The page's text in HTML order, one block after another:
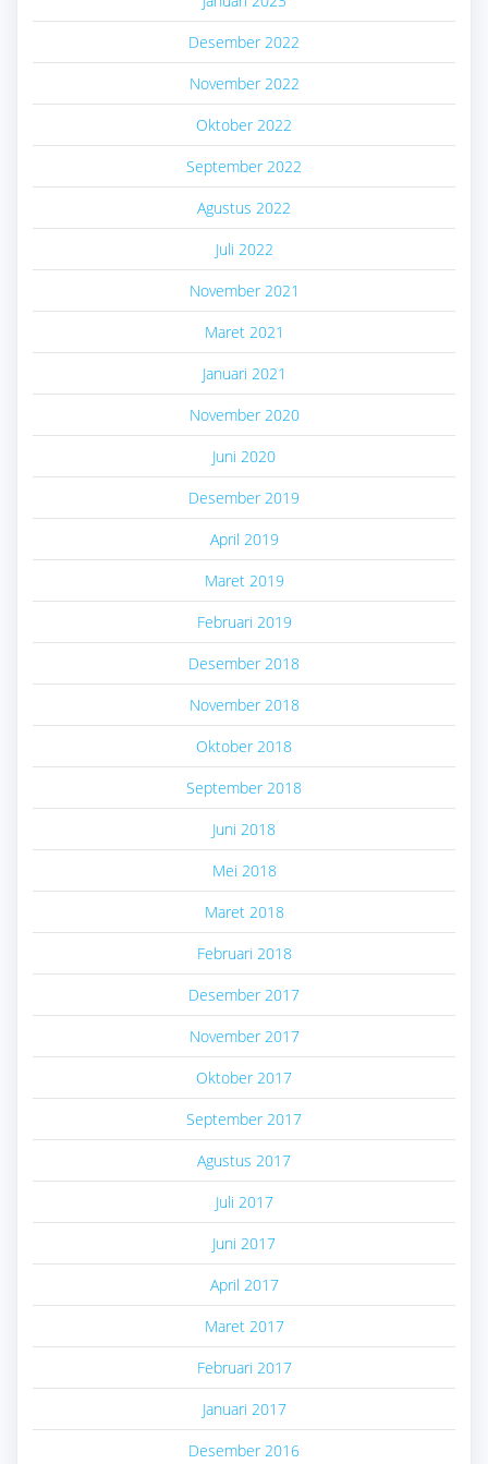
Desember 2022
November 2022
Oktober 2022
September 2022
Agustus 2022
Juli 2022
November 2021
Maret 2021
Januari 2021
November 2020
Juni 2020
Desember 2019
April 2019
Maret 2019
Februari 2019
Desember 2018
November 2018
Oktober 2018
September 2018
Juni 2018
Mei 2018
Maret 2018
Februari 2018
Desember 2017
November 2017
Oktober 2017
September 2017
Agustus 2017
Juli 2017
Juni 2017
April 2017
Maret 2017
Februari 2017
Januari 2017
Desember 2016